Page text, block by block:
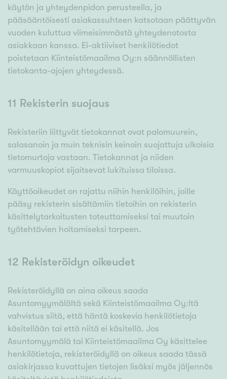
käytön ja yhteydenpidon perusteella, ja
pääsääntöisesti asiakassuhteen katsotaan päättyvän
vuoden kuluttua viimeisimmästä yhteydenotosta
asiakkaan kanssa. Ei-aktiiviset henkilötiedot
poistetaan Kiinteistömaailma Oy:n säännöllisten
tietokanta-ajojen yhteydessä.
11 Rekisterin suojaus
Rekisteriin liittyvät tietokannat ovat palomuurein,
salasanoin ja muin teknisin keinoin suojattuja ulkoisia
tietomurtoja vastaan. Tietokannat ja niiden
varmuuskopiot sijaitsevat lukituissa tiloissa.
Käyttöoikeudet on rajattu niihin henkilöihin, joille
pääsy rekisterin sisältämiin tietoihin on rekisterin
käsittelytarkoitusten toteuttamiseksi tai muutoin
työtehtävien hoitamiseksi tarpeen.
12 Rekisteröidyn oikeudet
Rekisteröidyllä on aina oikeus saada
Asuntomyymälältä sekä Kiinteistömaailma Oy:ltä
vahvistus siitä, että häntä koskevia henkilötietoja
käsitellään tai että niitä ei käsitellä. Jos
Asuntomyymälä tai Kiinteistömaailma Oy käsittelee
henkilötietoja, rekisteröidyllä on oikeus saada tässä
asiakirjassa kuvattujen tietojen lisäksi myös jäljennös